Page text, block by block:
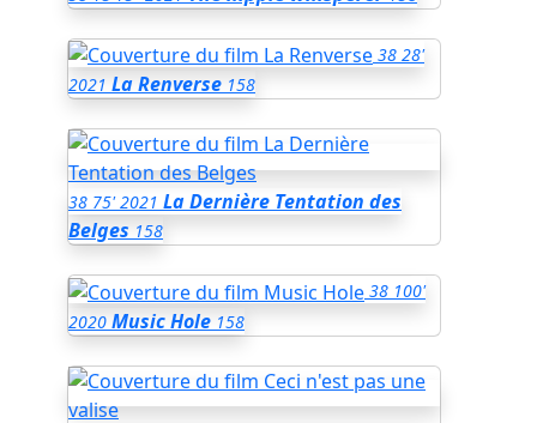
38 28'
2021 La Renverse 158
38 75' 2021 La Dernière Tentation des
Belges 158
38 100'
2020 Music Hole 158